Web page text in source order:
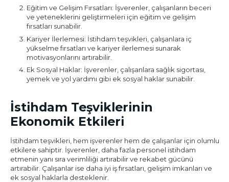
Eğitim ve Gelişim Fırsatları: İşverenler, çalışanların beceri
ve yeteneklerini geliştirmeleri için eğitim ve gelişim
fırsatları sunabilir.
Kariyer İlerlemesi: İstihdam teşvikleri, çalışanlara iç
yükselme fırsatları ve kariyer ilerlemesi sunarak
motivasyonlarını artırabilir.
Ek Sosyal Haklar: İşverenler, çalışanlara sağlık sigortası,
yemek ve yol yardımı gibi ek sosyal haklar sunabilir.
İstihdam Teşviklerinin
Ekonomik Etkileri
İstihdam teşvikleri, hem işverenler hem de çalışanlar için olumlu
etkilere sahiptir. İşverenler, daha fazla personel istihdam
etmenin yanı sıra verimliliği artırabilir ve rekabet gücünü
artırabilir. Çalışanlar ise daha iyi iş fırsatları, gelişim imkanları ve
ek sosyal haklarla desteklenir.